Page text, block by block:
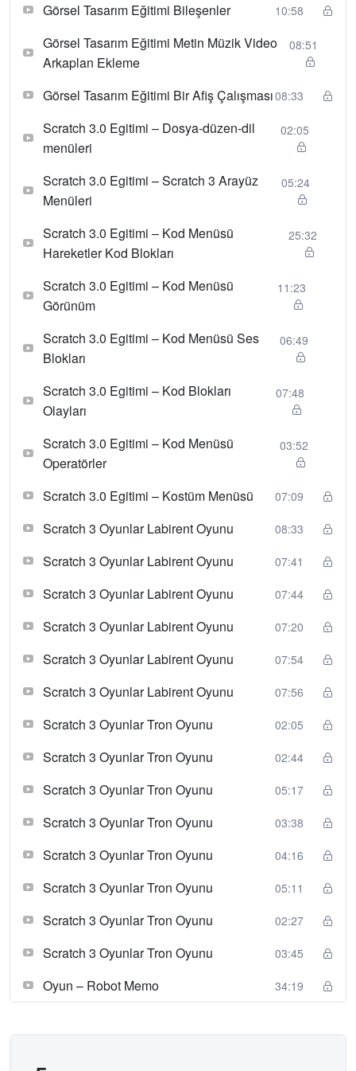
Görsel Tasarım Eğitimi Bileşenler 10:58
Görsel Tasarım Eğitimi Metin Müzik Video
Arkaplan Ekleme
08:51
Görsel Tasarım Eğitimi Bir Afiş Çalışması08:33
Scratch 3.0 Egitimi – Dosya-düzen-dil
menüleri
02:05
Scratch 3.0 Egitimi – Scratch 3 Arayüz
Menüleri
05:24
Scratch 3.0 Egitimi – Kod Menüsü
Hareketler Kod Blokları
25:32
Scratch 3.0 Egitimi – Kod Menüsü
Görünüm
11:23
Scratch 3.0 Egitimi – Kod Menüsü Ses
Blokları
06:49
Scratch 3.0 Egitimi – Kod Blokları
Olayları
07:48
Scratch 3.0 Egitimi – Kod Menüsü
Operatörler
03:52
Scratch 3.0 Egitimi – Kostüm Menüsü 07:09
Scratch 3 Oyunlar Labirent Oyunu 08:33
Scratch 3 Oyunlar Labirent Oyunu 07:41
Scratch 3 Oyunlar Labirent Oyunu 07:44
Scratch 3 Oyunlar Labirent Oyunu 07:20
Scratch 3 Oyunlar Labirent Oyunu 07:54
Scratch 3 Oyunlar Labirent Oyunu 07:56
Scratch 3 Oyunlar Tron Oyunu 02:05
Scratch 3 Oyunlar Tron Oyunu 02:44
Scratch 3 Oyunlar Tron Oyunu 05:17
Scratch 3 Oyunlar Tron Oyunu 03:38
Scratch 3 Oyunlar Tron Oyunu 04:16
Scratch 3 Oyunlar Tron Oyunu 05:11
Scratch 3 Oyunlar Tron Oyunu 02:27
Scratch 3 Oyunlar Tron Oyunu 03:45
Oyun – Robot Memo 34:19